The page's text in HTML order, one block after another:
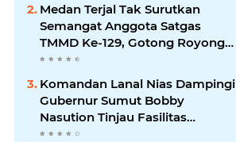
Medan Terjal Tak Surutkan
Semangat Anggota Satgas
TMMD Ke-129, Gotong Royong
Wujudkan Pembangunan di
Komandan Lanal Nias Dampingi
Gubernur Sumut Bobby
Nasution Tinjau Fasilitas
Kesehatan dan Budidaya